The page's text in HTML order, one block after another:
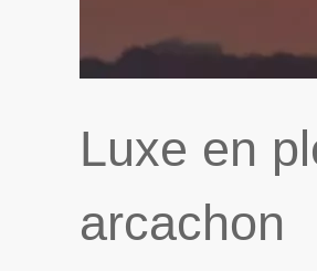
Luxe en
arcachon